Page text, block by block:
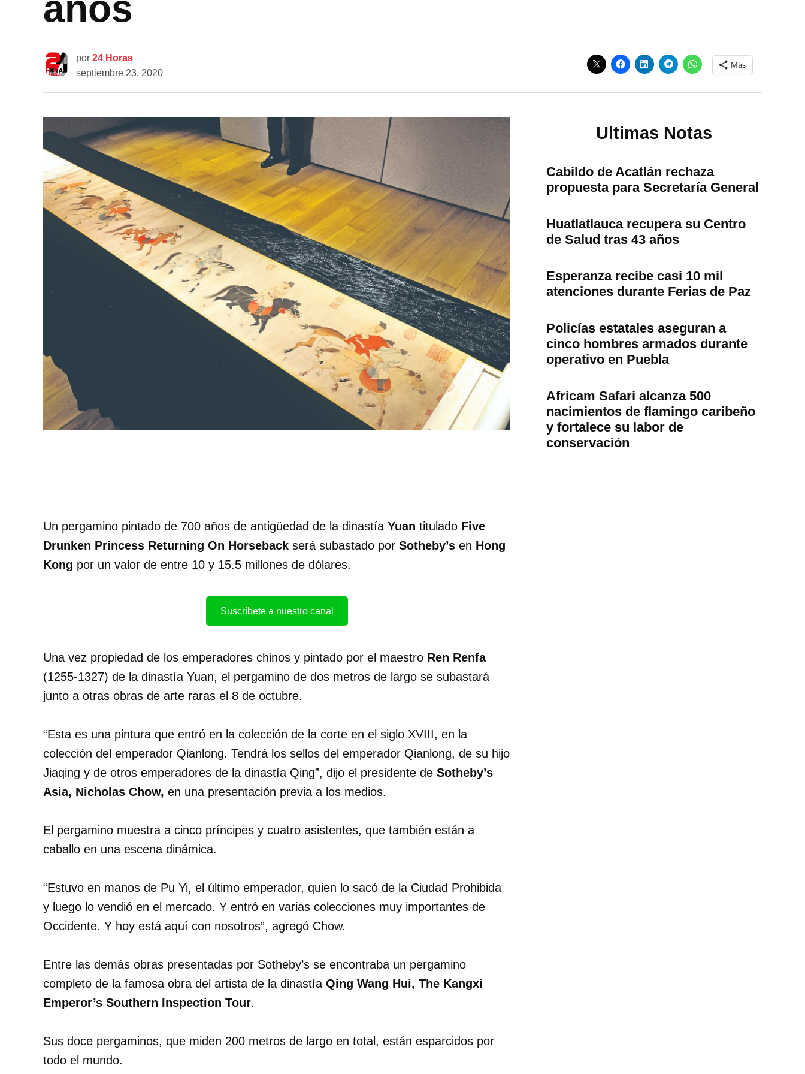
por 24 Horas
septiembre 23, 2020
Más
Un pergamino pintado de 700 años de antigüedad de la dinastía Yuan titulado Five
Drunken Princess Returning On Horseback será subastado por Sotheby’s en Hong
Kong por un valor de entre 10 y 15.5 millones de dólares.
Suscríbete a nuestro canal
Una vez propiedad de los emperadores chinos y pintado por el maestro Ren Renfa
(1255-1327) de la dinastía Yuan, el pergamino de dos metros de largo se subastará
junto a otras obras de arte raras el 8 de octubre.
“Esta es una pintura que entró en la colección de la corte en el siglo XVIII, en la
colección del emperador Qianlong. Tendrá los sellos del emperador Qianlong, de su hijo
Jiaqing y de otros emperadores de la dinastía Qing”, dijo el presidente de Sotheby’s
Asia, Nicholas Chow, en una presentación previa a los medios.
El pergamino muestra a cinco príncipes y cuatro asistentes, que también están a
caballo en una escena dinámica.
“Estuvo en manos de Pu Yi, el último emperador, quien lo sacó de la Ciudad Prohibida
y luego lo vendió en el mercado. Y entró en varias colecciones muy importantes de
Occidente. Y hoy está aquí con nosotros”, agregó Chow.
Entre las demás obras presentadas por Sotheby’s se encontraba un pergamino
completo de la famosa obra del artista de la dinastía Qing Wang Hui, The Kangxi
Emperor’s Southern Inspection Tour.
Sus doce pergaminos, que miden 200 metros de largo en total, están esparcidos por
todo el mundo.
Ultimas Notas
Cabildo de Acatlán rechaza
propuesta para Secretaría General
Huatlatlauca recupera su Centro
de Salud tras 43 años
Esperanza recibe casi 10 mil
atenciones durante Ferias de Paz
Policías estatales aseguran a
cinco hombres armados durante
operativo en Puebla
Africam Safari alcanza 500
nacimientos de flamingo caribeño
y fortalece su labor de
conservación